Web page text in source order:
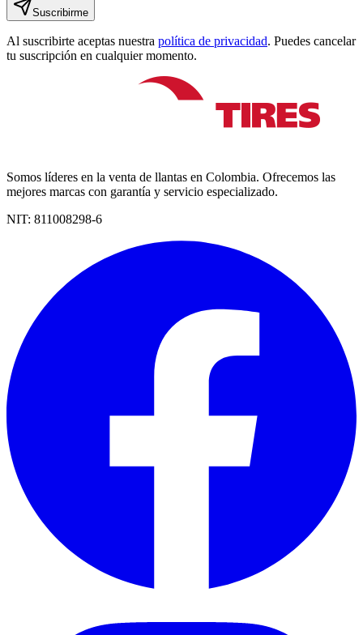
Suscribirme
Al suscribirte aceptas nuestra política de privacidad. Puedes cancelar
tu suscripción en cualquier momento.
Somos líderes en la venta de llantas en Colombia. Ofrecemos las
mejores marcas con garantía y servicio especializado.
NIT: 811008298-6